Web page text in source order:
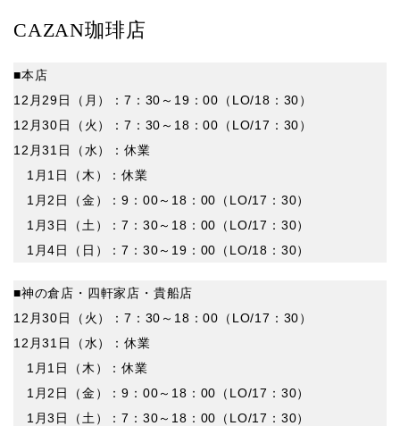
CAZAN珈琲店
■本店
12月29日（月）：7：30～19：00（LO/18：30）
12月30日（火）：7：30～ 18：00 （LO/17：30）
12月31日（水）： 休業
1月1日（木）：休業
1月2日（金）：9：00～18：00 （LO/17：30）
1月3日（土）：7：30～ 18：00 （LO/17：30）
1月4日（日）：7：30～19：00（LO/18：30）
■神の倉店・四軒家店・貴船店
12月30日（火）：7：30～18：00（LO/17：30）
12月31日（水）： 休業
1月1日（木）：休業
1月2日（金）：9：00～18：00（LO/17：30）
1月3日（土）：7：30～18：00（LO/17：30）